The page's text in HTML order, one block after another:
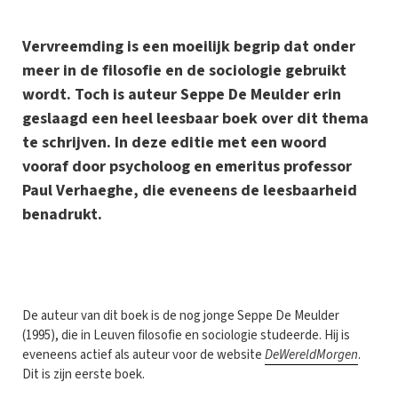
Vervreemding is een moeilijk begrip dat onder
meer in de filosofie en de sociologie gebruikt
wordt. Toch is auteur Seppe De Meulder erin
geslaagd een heel leesbaar boek over dit thema
te schrijven. In deze editie met een woord
vooraf door psycholoog en emeritus professor
Paul Verhaeghe, die eveneens de leesbaarheid
benadrukt.
De auteur van dit boek is de nog jonge Seppe De Meulder
(1995), die in Leuven filosofie en sociologie studeerde. Hij is
eveneens actief als auteur voor de websiteDeWereldMorgen.
Dit is zijn eerste boek.